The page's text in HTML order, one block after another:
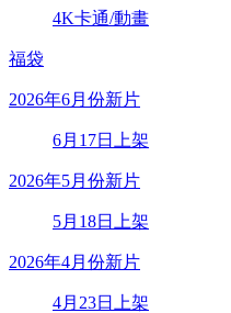
4K卡通/動畫
福袋
2026年6月份新片
6月17日上架
2026年5月份新片
5月18日上架
2026年4月份新片
4月23日上架